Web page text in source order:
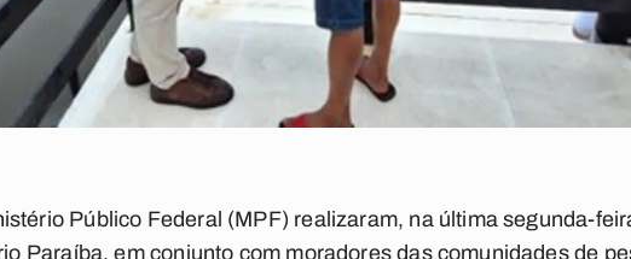
Público Federal (MPF) realizaram, na última segunda-
Paraíba, em conjunto com moradores das comunidades de